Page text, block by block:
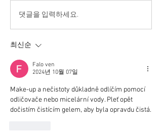
댓글을 입력하세요.
최신순
Falo ven
2024년 10월 07일
Make-up a nečistoty důkladně odlíčím pomocí
odličovače nebo micelární vody. Pleť opět
dočistím čistícím gelem, aby byla opravdu čistá.